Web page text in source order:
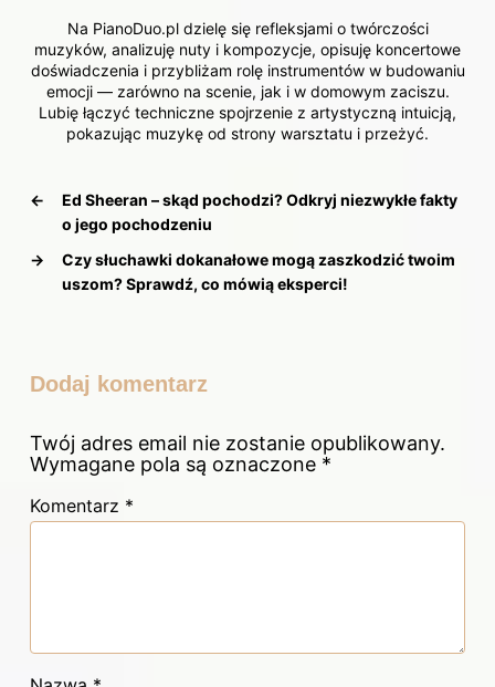
Na PianoDuo.pl dzielę się refleksjami o twórczości
muzyków, analizuję nuty i kompozycje, opisuję koncertowe
doświadczenia i przybliżam rolę instrumentów w budowaniu
emocji — zarówno na scenie, jak i w domowym zaciszu.
Lubię łączyć techniczne spojrzenie z artystyczną intuicją,
pokazując muzykę od strony warsztatu i przeżyć.
←
Ed Sheeran – skąd pochodzi? Odkryj niezwykłe fakty
o jego pochodzeniu
→
Czy słuchawki dokanałowe mogą zaszkodzić twoim
uszom? Sprawdź, co mówią eksperci!
Dodaj komentarz
Twój adres email nie zostanie opublikowany.
Wymagane pola są oznaczone *
Komentarz *